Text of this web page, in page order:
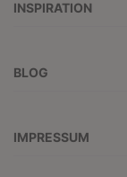
INSPIRATION
BLOG
IMPRESSUM